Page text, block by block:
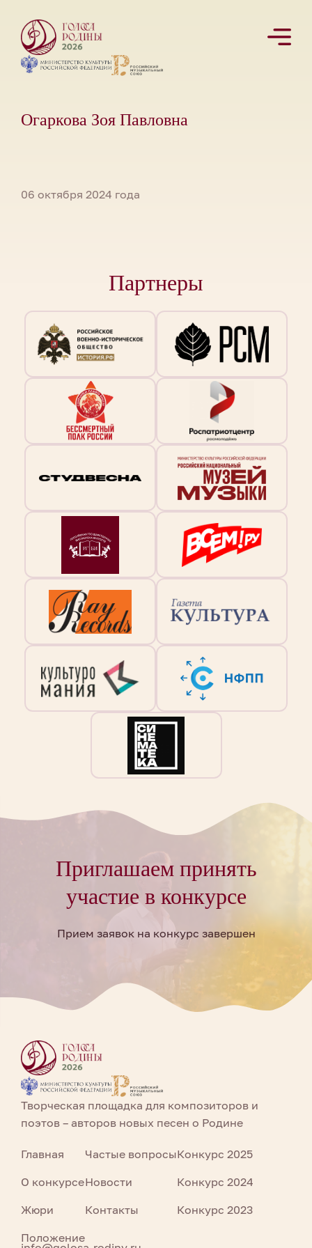
Огаркова Зоя Павловна
06 октября 2024 года
Партнеры
Приглашаем принять
участие в конкурсе
Прием заявок на конкурс завершен
Творческая площадка для композиторов и
поэтов – авторов новых песен о Родине
Главная
О конкурсе
Жюри
Положение
Частые вопросы
Новости
Контакты
Конкурс 2025
Конкурс 2024
Конкурс 2023